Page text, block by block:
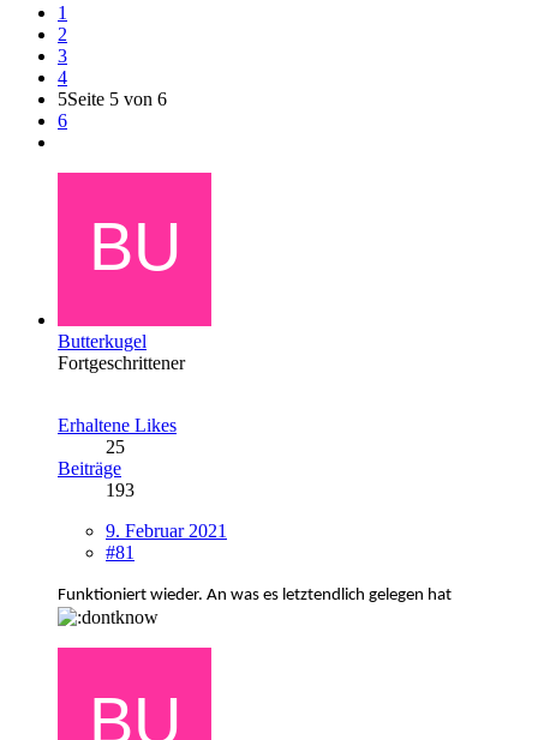
1
2
3
4
5Seite 5 von 6
6
Butterkugel
Fortgeschrittener
Erhaltene Likes
25
Beiträge
193
9. Februar 2021
#81
Funktioniert wieder. An was es letztendlich gelegen hat